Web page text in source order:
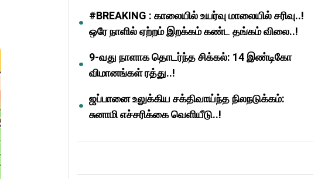
#BREAKING : காலையில் உயர்வு மாலையில் சரிவு..!
ஒரே நாளில் ஏற்றம் இறக்கம் கண்ட தங்கம் விலை..!
9-வது நாளாக தொடர்ந்த சிக்கல்: 14 இண்டிகோ
விமானங்கள் ரத்து..!
ஜப்பானை உலுக்கிய சக்திவாய்ந்த நிலநடுக்கம்:
சுனாமி எச்சரிக்கை வெளியீடு..!